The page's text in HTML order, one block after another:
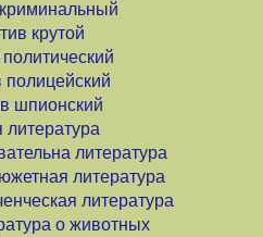
крутой
полицейский
шпионский
литература
литература
литература
литература
о животных